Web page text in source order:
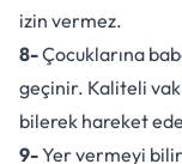
izin vermez.
8-Çocuklarına
geçinir. Kaliteli
bilerek hareket
9-Yer vermeyi